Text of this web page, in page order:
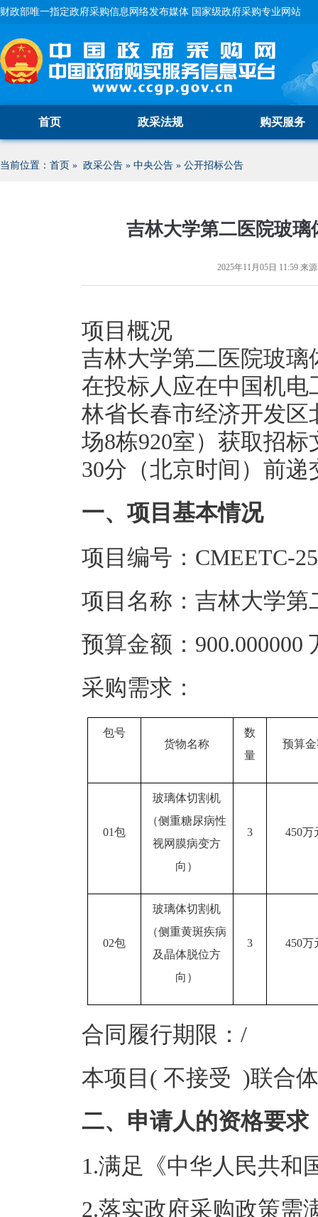
财政部唯一指定政府采购信息网络发布媒体 国家级政府采购专业网站
首页 政采法规 购买服务
当前位置： 首页 » 政采公告 » 中央公告 » 公开招标公告
吉林大学第二医院玻
2025年11月05日 11:59 来
项目概况
吉林大学第二医院玻
在投标人应在中国机
林省长春市经济开发
场8栋920室）获取招标
30分（北京时间）前递
一、项目基本情况
项目编号：CMEETC-
项目名称：吉林大学
预算金额：900.000000
采购需求：
包号
货物名称
数
量
预算
01包
玻璃体切割机
（侧重糖尿病性
视网膜病变方
向）
3 450万
02包
玻璃体切割机
（侧重黄斑疾病
及晶体脱位方
向）
3 450万
合同履行期限：/
本项目( 不接受 )联合
二、申请人的资格要求
1.满足《中华人民共和
2.落实政府采购政策需